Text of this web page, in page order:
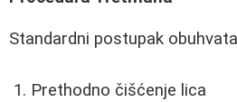
Standardni postupak
Prethodno čišćenje lica